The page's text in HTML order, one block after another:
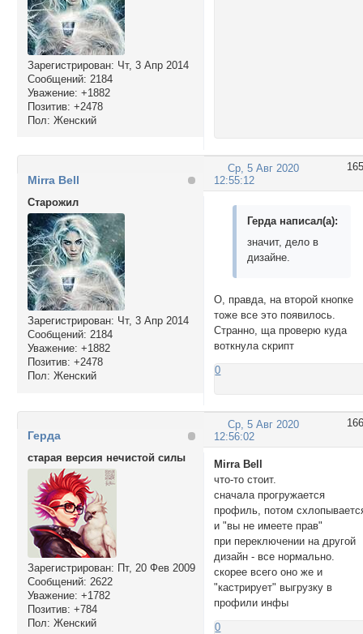
Зарегистрирован: Чт, 3 Апр 2014
Сообщений: 2184
Уважение: +1882
Позитив: +2478
Пол: Женский
165
Ср, 5 Авг 2020
12:55:12
Mirra Bell
Cтарожил
Зарегистрирован: Чт, 3 Апр 2014
Сообщений: 2184
Уважение: +1882
Позитив: +2478
Пол: Женский
Герда написал(а):
значит, дело в
дизайне.
О, правда, на второй кнопке
тоже все это появилось.
Странно, ща проверю куда
воткнула скрипт
0
166
Ср, 5 Авг 2020
12:56:02
Герда
старая версия нечистой силы
Зарегистрирован: Пт, 20 Фев 2009
Сообщений: 2622
Уважение: +1782
Позитив: +784
Пол: Женский
Mirra Bell
что-то стоит.
сначала прогружается
профиль, потом
и "вы не имеете прав"
при переключении на другой
дизайн - все нормально.
скорее всего оно же и
"кастрирует" выгрузку в
профили инфы
0